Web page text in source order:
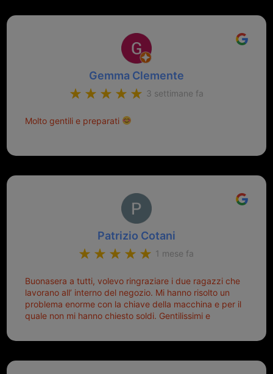
Gemma Clemente
3 settimane fa
Molto gentili e preparati
Patrizio Cotani
1 mese fa
Buonasera a tutti, volevo ringraziare i due ragazzi che
lavorano all’ interno del negozio. Mi hanno risolto un
problema enorme con la chiave della macchina e per il
quale non mi hanno chiesto soldi. Gentilissimi e
Sicuramente tornerò qui per qualsiasi altro problema.